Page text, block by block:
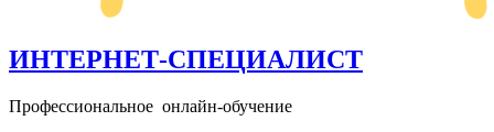
ИНТЕРНЕТ-СПЕЦИАЛИСТ
Профессиональное онлайн-обучение